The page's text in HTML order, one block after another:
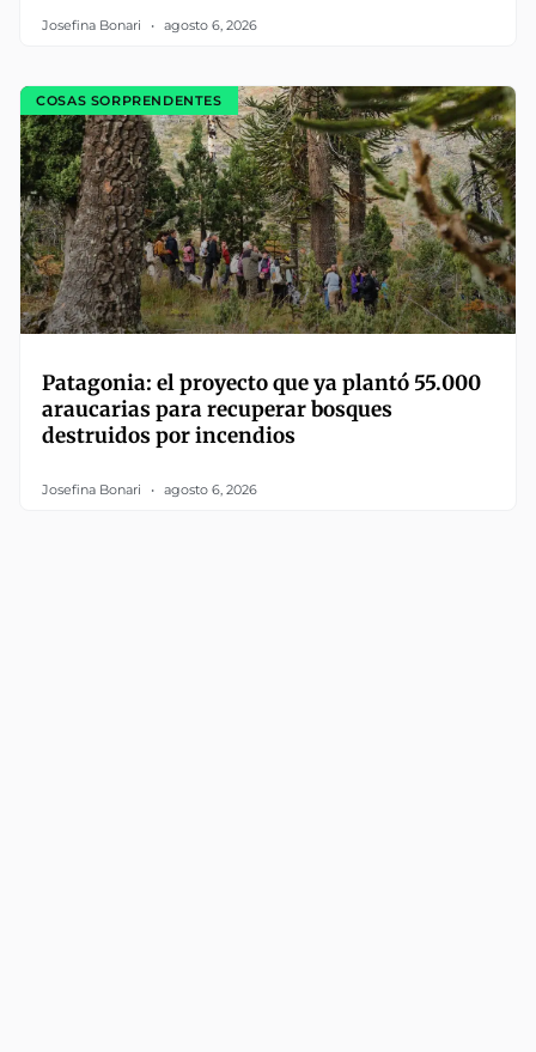
Josefina Bonari agosto 6, 2026
COSAS SORPRENDENTES
Patagonia: el proyecto que ya plantó 55.000
araucarias para recuperar bosques
destruidos por incendios
Josefina Bonari agosto 6, 2026